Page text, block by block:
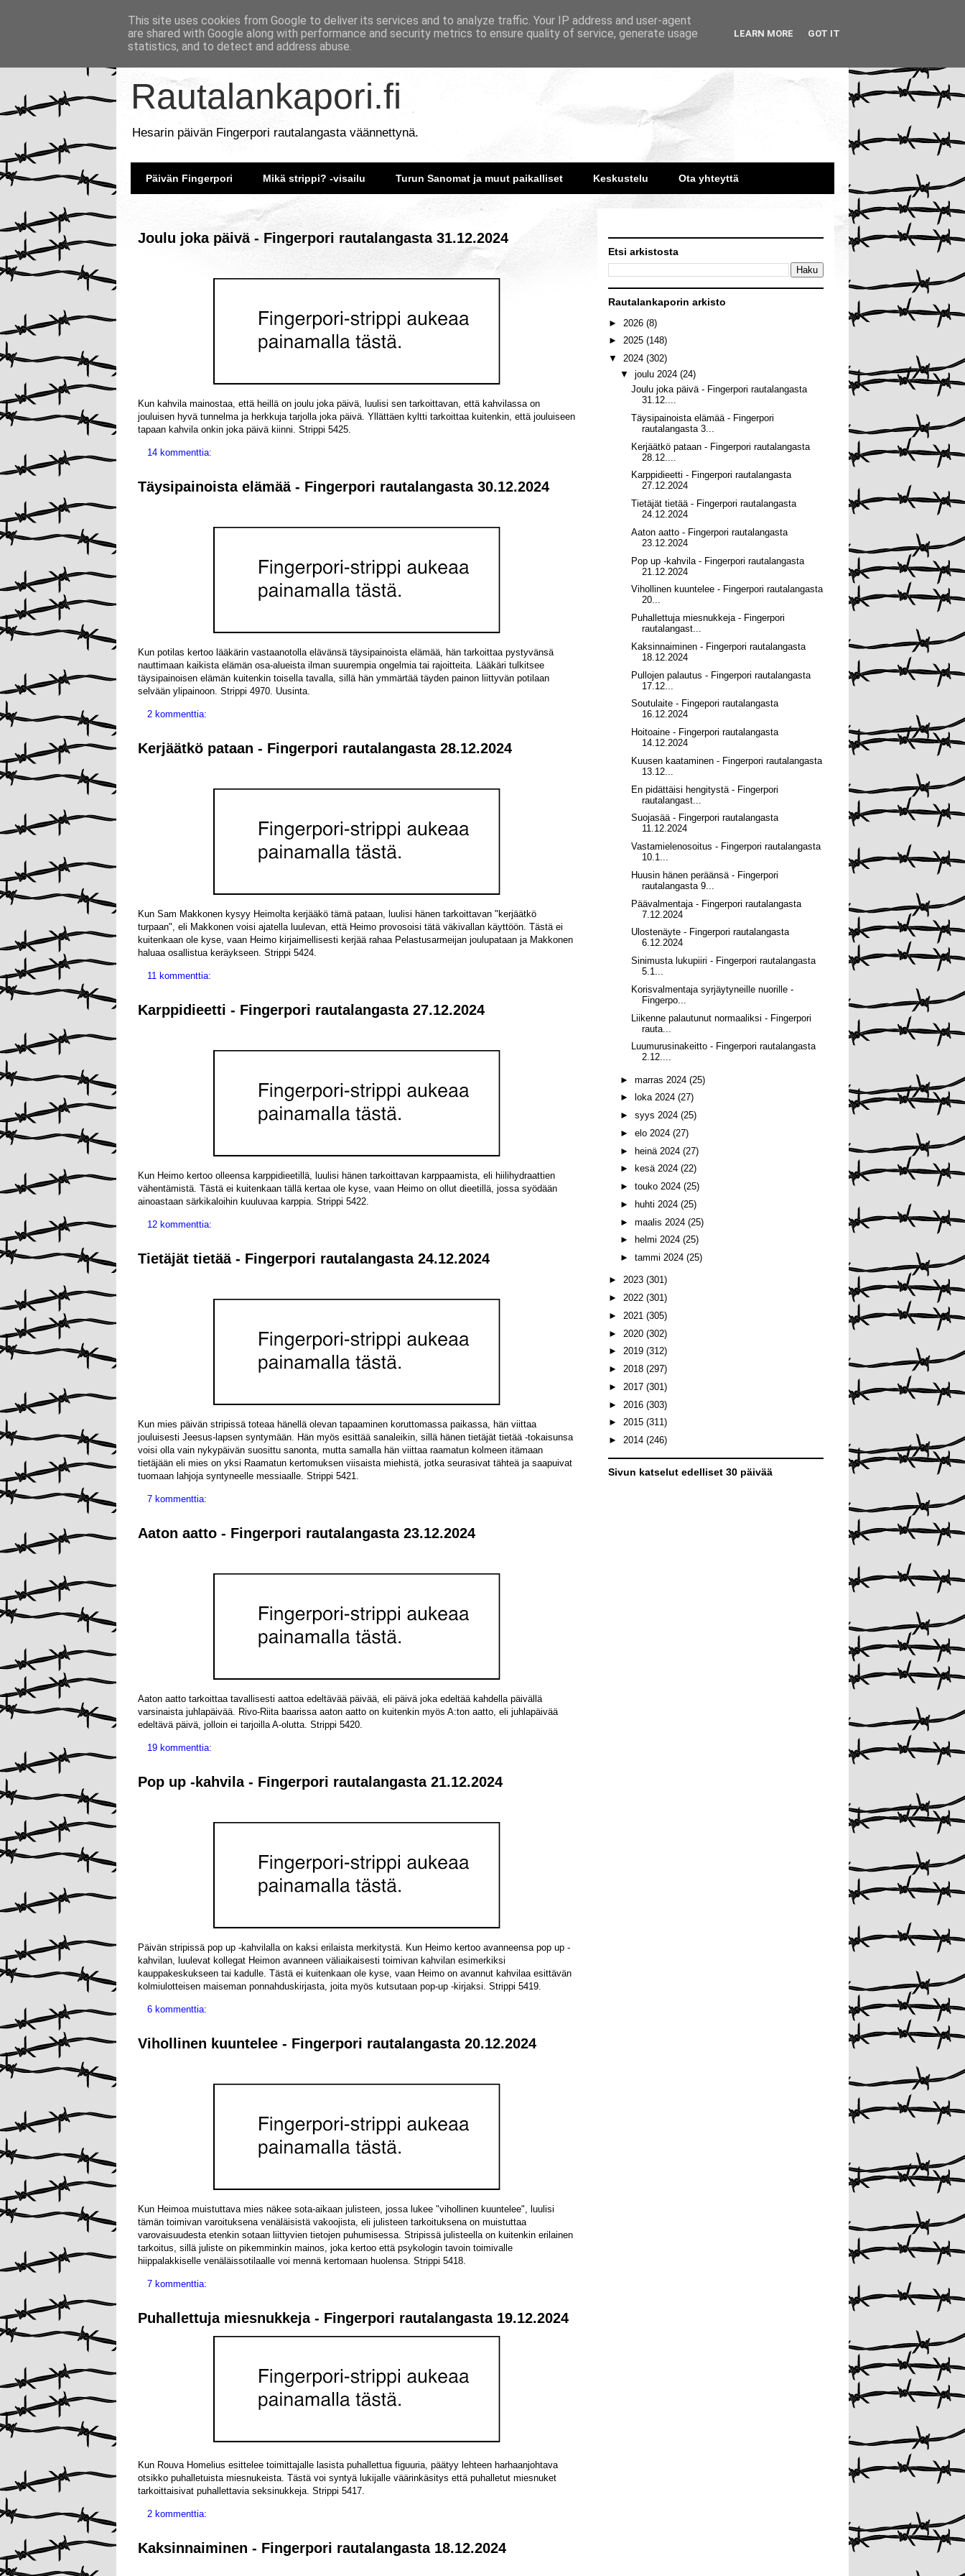
Rautalankapori.fi
Hesarin päivän Fingerpori rautalangasta väännettynä.
Päivän Fingerpori Mikä strippi? -visailu Turun Sanomat ja muut paikalliset Keskustelu Ota yhteyttä
Joulu joka päivä - Fingerpori rautalangasta 31.12.2024
Kun kahvila mainostaa, että heillä on joulu joka päivä, luulisi sen tarkoittavan, että kahvilassa on
jouluisen hyvä tunnelma ja herkkuja tarjolla joka päivä. Yllättäen kyltti tarkoittaa kuitenkin, että jouluiseen
tapaan kahvila onkin joka päivä kiinni. Strippi 5425.
14 kommenttia:
Täysipainoista elämää - Fingerpori rautalangasta 30.12.2024
Kun potilas kertoo lääkärin vastaanotolla elävänsä täysipainoista elämää, hän tarkoittaa pystyvänsä
nauttimaan kaikista elämän osa-alueista ilman suurempia ongelmia tai rajoitteita. Lääkäri tulkitsee
täysipainoisen elämän kuitenkin toisella tavalla, sillä hän ymmärtää täyden painon liittyvän potilaan
selvään ylipainoon. Strippi 4970. Uusinta.
2 kommenttia:
Kerjäätkö pataan - Fingerpori rautalangasta 28.12.2024
Kun Sam Makkonen kysyy Heimolta kerjääkö tämä pataan, luulisi hänen tarkoittavan "kerjäätkö
turpaan", eli Makkonen voisi ajatella luulevan, että Heimo provosoisi tätä väkivallan käyttöön. Tästä ei
kuitenkaan ole kyse, vaan Heimo kirjaimellisesti kerjää rahaa Pelastusarmeijan joulupataan ja Makkonen
haluaa osallistua keräykseen. Strippi 5424.
11 kommenttia:
Karppidieetti - Fingerpori rautalangasta 27.12.2024
Kun Heimo kertoo olleensa karppidieetillä, luulisi hänen tarkoittavan karppaamista, eli hiilihydraattien
vähentämistä. Tästä ei kuitenkaan tällä kertaa ole kyse, vaan Heimo on ollut dieetillä, jossa syödään
ainoastaan särkikaloihin kuuluvaa karppia. Strippi 5422.
12 kommenttia:
Tietäjät tietää - Fingerpori rautalangasta 24.12.2024
Kun mies päivän stripissä toteaa hänellä olevan tapaaminen koruttomassa paikassa, hän viittaa
jouluisesti Jeesus-lapsen syntymään. Hän myös esittää sanaleikin, sillä hänen tietäjät tietää -tokaisunsa
voisi olla vain nykypäivän suosittu sanonta, mutta samalla hän viittaa raamatun kolmeen itämaan
tietäjään eli mies on yksi Raamatun kertomuksen viisaista miehistä, jotka seurasivat tähteä ja saapuivat
tuomaan lahjoja syntyneelle messiaalle. Strippi 5421.
7 kommenttia:
Aaton aatto - Fingerpori rautalangasta 23.12.2024
Aaton aatto tarkoittaa tavallisesti aattoa edeltävää päivää, eli päivä joka edeltää kahdella päivällä
varsinaista juhlapäivää. Rivo-Riita baarissa aaton aatto on kuitenkin myös A:ton aatto, eli juhlapäivää
edeltävä päivä, jolloin ei tarjoilla A-olutta. Strippi 5420.
19 kommenttia:
Pop up -kahvila - Fingerpori rautalangasta 21.12.2024
Päivän stripissä pop up -kahvilalla on kaksi erilaista merkitystä. Kun Heimo kertoo avanneensa pop up -
kahvilan, luulevat kollegat Heimon avanneen väliaikaisesti toimivan kahvilan esimerkiksi
kauppakeskukseen tai kadulle. Tästä ei kuitenkaan ole kyse, vaan Heimo on avannut kahvilaa esittävän
kolmiulotteisen maiseman ponnahduskirjasta, joita myös kutsutaan pop-up -kirjaksi. Strippi 5419.
6 kommenttia:
Vihollinen kuuntelee - Fingerpori rautalangasta 20.12.2024
Kun Heimoa muistuttava mies näkee sota-aikaan julisteen, jossa lukee "vihollinen kuuntelee", luulisi
tämän toimivan varoituksena venäläisistä vakoojista, eli julisteen tarkoituksena on muistuttaa
varovaisuudesta etenkin sotaan liittyvien tietojen puhumisessa. Stripissä julisteella on kuitenkin erilainen
tarkoitus, sillä juliste on pikemminkin mainos, joka kertoo että psykologin tavoin toimivalle
hiippalakkiselle venäläissotilaalle voi mennä kertomaan huolensa. Strippi 5418.
7 kommenttia:
Puhallettuja miesnukkeja - Fingerpori rautalangasta 19.12.2024
Kun Rouva Homelius esittelee toimittajalle lasista puhallettua figuuria, päätyy lehteen harhaanjohtava
otsikko puhalletuista miesnukeista. Tästä voi syntyä lukijalle väärinkäsitys että puhalletut miesnuket
tarkoittaisivat puhallettavia seksinukkeja. Strippi 5417.
2 kommenttia:
Kaksinnaiminen - Fingerpori rautalangasta 18.12.2024
Etsi arkistosta
Rautalankaporin arkisto
► 2026 (8)
► 2025 (148)
▼ 2024 (302)
▼ joulu 2024 (24)
Joulu joka päivä - Fingerpori rautalangasta
31.12....
Täysipainoista elämää - Fingerpori
rautalangasta 3...
Kerjäätkö pataan - Fingerpori rautalangasta
28.12....
Karppidieetti - Fingerpori rautalangasta
27.12.2024
Tietäjät tietää - Fingerpori rautalangasta
24.12.2024
Aaton aatto - Fingerpori rautalangasta
23.12.2024
Pop up -kahvila - Fingerpori rautalangasta
21.12.2024
Vihollinen kuuntelee - Fingerpori rautalangasta
20...
Puhallettuja miesnukkeja - Fingerpori
rautalangast...
Kaksinnaiminen - Fingerpori rautalangasta
18.12.2024
Pullojen palautus - Fingerpori rautalangasta
17.12...
Soutulaite - Fingepori rautalangasta
16.12.2024
Hoitoaine - Fingerpori rautalangasta
14.12.2024
Kuusen kaataminen - Fingerpori rautalangasta
13.12...
En pidättäisi hengitystä - Fingerpori
rautalangast...
Suojasää - Fingerpori rautalangasta
11.12.2024
Vastamielenosoitus - Fingerpori rautalangasta
10.1...
Huusin hänen peräänsä - Fingerpori
rautalangasta 9...
Päävalmentaja - Fingerpori rautalangasta
7.12.2024
Ulostenäyte - Fingerpori rautalangasta
6.12.2024
Sinimusta lukupiiri - Fingerpori rautalangasta
5.1...
Korisvalmentaja syrjäytyneille nuorille -
Fingerpo...
Liikenne palautunut normaaliksi - Fingerpori
rauta...
Luumurusinakeitto - Fingerpori rautalangasta
2.12....
► marras 2024 (25)
►
loka 2024 (27)
► syys 2024 (25)
► elo 2024 (27)
► heinä 2024 (27)
►
kesä 2024 (22)
► touko 2024 (25)
►
huhti 2024 (25)
► maalis 2024 (25)
►
helmi 2024 (25)
► tammi 2024 (25)
► 2023 (301)
► 2022 (301)
► 2021 (305)
► 2020 (302)
► 2019 (312)
► 2018 (297)
► 2017 (301)
► 2016 (303)
► 2015 (311)
► 2014 (246)
Sivun katselut edelliset 30 päivää
This site uses cookies from Google to deliver its services and to analyze traffic. Your IP address and user-agent
are shared with Google along with performance and security metrics to ensure quality of service, generate usage
statistics, and to detect and address abuse.
LEARN MORE GOT IT